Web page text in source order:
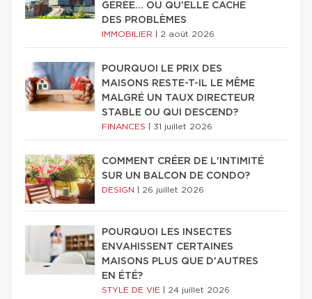
GÉRÉE… OU QU'ELLE CACHE
DES PROBLÈMES
IMMOBILIER 2 août 2026
POURQUOI LE PRIX DES
MAISONS RESTE-T-IL LE MÊME
MALGRÉ UN TAUX DIRECTEUR
STABLE OU QUI DESCEND?
FINANCES 31 juillet 2026
COMMENT CRÉER DE L'INTIMITÉ
SUR UN BALCON DE CONDO?
DESIGN 26 juillet 2026
POURQUOI LES INSECTES
ENVAHISSENT CERTAINES
MAISONS PLUS QUE D'AUTRES
EN ÉTÉ?
STYLE DE VIE 24 juillet 2026